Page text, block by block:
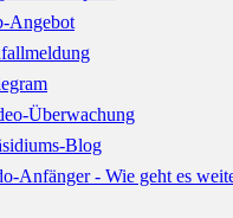
Angebot
Überwachung
Blog
Anfänger - Wie geht es